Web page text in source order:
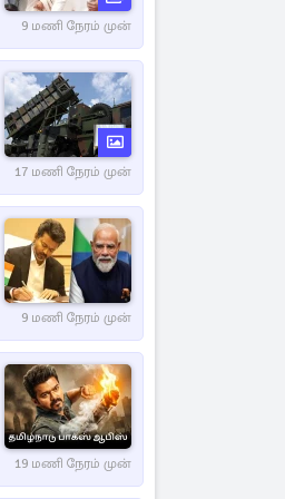
9 மணி நேரம் முன்
17 மணி நேரம் முன்
9 மணி நேரம் முன்
19 மணி நேரம் முன்